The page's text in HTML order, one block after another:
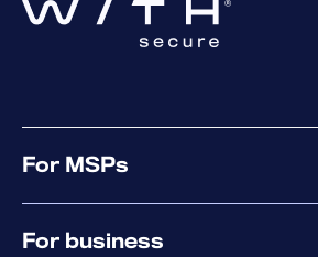
For MSPs
MSP platform
For business